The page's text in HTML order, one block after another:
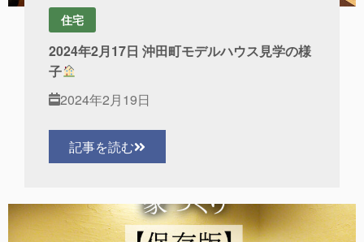
住宅
2024年2月17日 沖田町モデルハウス見学の様
子
2024年2月19日
記事を読む